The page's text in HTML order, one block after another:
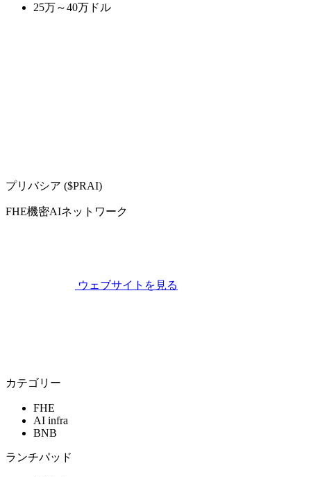
25万～40万ドル
プリバシア ($PRAI)
FHE機密AIネットワーク
ウェブサイトを見る
カテゴリー
FHE
AI infra
BNB
ランチパッド